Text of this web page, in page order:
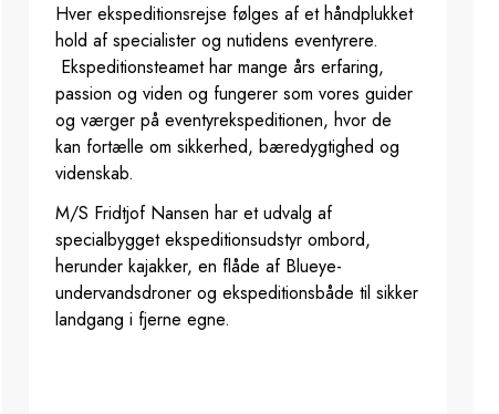
Hver ekspeditionsrejse følges af et håndplukket
hold af specialister og nutidens eventyrere.
Ekspeditionsteamet har mange års erfaring,
passion og viden og fungerer som vores guider
og værger på eventyrekspeditionen, hvor de
kan fortælle om sikkerhed, bæredygtighed og
videnskab.
M/S Fridtjof Nansen har et udvalg af
specialbygget ekspeditionsudstyr ombord,
herunder kajakker, en flåde af Blueye-
undervandsdroner og ekspeditionsbåde til sikker
landgang i fjerne egne.